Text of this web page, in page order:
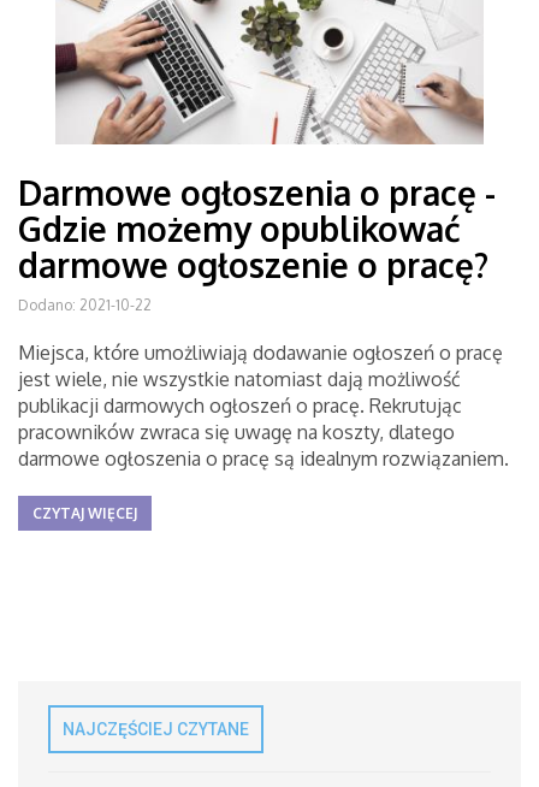
Darmowe ogłoszenia o pracę -
Gdzie możemy opublikować
darmowe ogłoszenie o pracę?
Dodano: 2021-10-22
Miejsca, które umożliwiają dodawanie ogłoszeń o pracę
jest wiele, nie wszystkie natomiast dają możliwość
publikacji darmowych ogłoszeń o pracę. Rekrutując
pracowników zwraca się uwagę na koszty, dlatego
darmowe ogłoszenia o pracę są idealnym rozwiązaniem.
CZYTAJ WIĘCEJ
NAJCZĘŚCIEJ CZYTANE